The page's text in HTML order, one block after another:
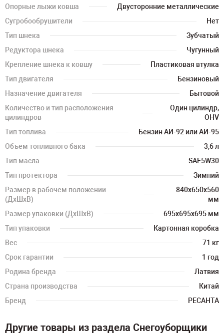
Опорные лыжи ковша
Двусторонние металлические
Сугробообрушители
Нет
Тип шнека
Зубчатый
Редуктора шнека
Чугунный
Крепление шнека к ковшу
Пластиковая втулка
Тип двигателя
Бензиновый
Назначение двигателя
Бытовой
Количество и тип расположения
цилиндров
Один цилиндр,
OHV
Тип топлива
Бензин АИ-92 или АИ-95
Объем топливного бака
3,6 л
Тип масла
SAE5W30
Тип протектора
Зимний
Размер в рабочем положении
(ДхШхВ)
840х650х560
мм
Размер упаковки (ДхШхВ)
695х695х695 мм
Тип упаковки
Картонная коробка
Вес
71 кг
Срок гарантии
1 год
Родина бренда
Латвия
Страна производства
Китай
Бренд
РЕСАНТА
Другие товары из раздела Снегоуборщики